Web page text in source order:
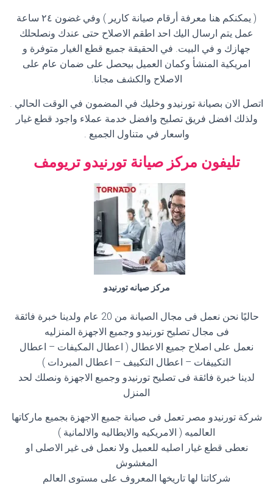
( يمكنكم هنا معرفة أرقام صيانة كارير ) وفي غضون ٢٤ ساعة
عمل يتم ارسال اليك احد اطقم الاصلاح حتى عندك ونصلحلك
جهازك و في البيت. في الحقيقة جميع قطع الغيار متوفرة و
امريكية المنشأ وكمان العميل بيحصل على ضمان عام على
الاصلاح والكشف مجانا.
اتصل الان بصيانة تورنيدو وخليك في المضمون في الوقت الحالي .
ولذلك افضل فريق تصليح وافضل خدمة عملاء واجود قطع غيار
واسعار في متناول الجميع .
تليفون مركز صيانة تورنيدو تريومف
مركز صيانه تورنيدو
حاليًا نحن نعمل فى مجال الصيانة من 20 عام ولدينا خبرة فائقة
فى مجال تصليح تورنيدو وجميع الاجهزة المنزليه
نعمل على اصلاح جميع الاعطال ( اعطال المكيفات – اعطال
التكييفات – اعطال التكييف – اعطال المبردات )
لدينا خبرة فائقة فى تصليح تورنيدو وجميع الاجهزة ونصلك لحد
المنزل
شركة تورنيدو مصر تعمل فى صيانة جميع الاجهزة بجميع ماركاتها
العالميه ( الامريكيه والايطاليه والالمانية )
نعطى قطع غيار اصليه للعميل ولا نعمل فى غير الاصلى او
المغشوش
شركاتنا لها تاريخها المعروف على مستوى العالم